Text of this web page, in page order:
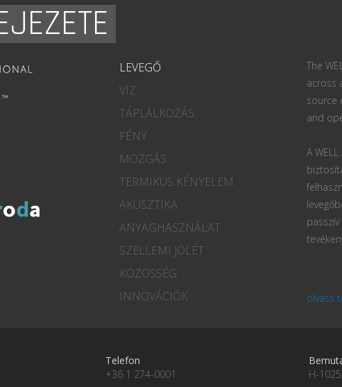
LEVEGŐ
VÍZ
TÁPLÁLKOZÁS
FÉNY
MOZGÁS
TERMIKUS KÉNYELEM
AKUSZTIKA
ANYAGHASZNÁLAT
SZELLEMI JÓLÉT
KÖZÖSSÉG
INNOVÁCIÓK
The
across
source
and
A
olvass
Telefon
+36 1 274-0001
H-